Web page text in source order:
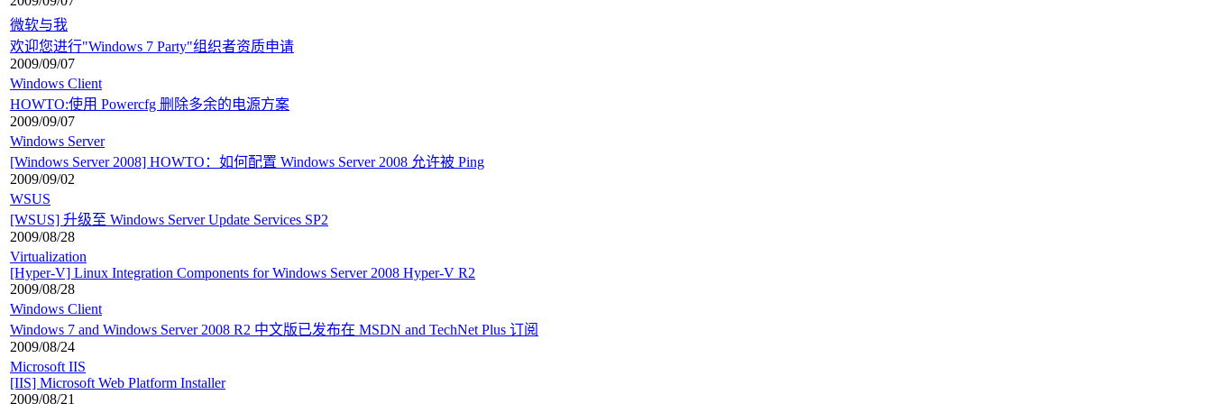
微软与我
欢迎您进行"Windows 7 Party"组织者资质申请
2009/09/07
Windows Client
HOWTO:使用 Powercfg 删除多余的电源方案
2009/09/07
Windows Server
[Windows Server 2008] HOWTO：如何配置 Windows Server 2008 允许被 Ping
2009/09/02
WSUS
[WSUS] 升级至 Windows Server Update Services SP2
2009/08/28
Virtualization
[Hyper-V] Linux Integration Components for Windows Server 2008 Hyper-V R2
2009/08/28
Windows Client
Windows 7 and Windows Server 2008 R2 中文版已发布在 MSDN and TechNet Plus 订阅
2009/08/24
Microsoft IIS
[IIS] Microsoft Web Platform Installer
2009/08/21